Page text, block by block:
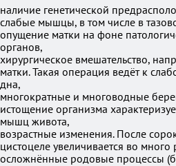
наличие генетической
слабые мышцы, в том числе в
опущение матки на фоне
органов,
хирургическое вмешательство,
матки. Такая операция ведёт к
дна,
многократные и многоводные
истощение организма
мышц живота,
возрастные изменения. После
цистоцеле увеличивается во много
осложнённые родовые процессы